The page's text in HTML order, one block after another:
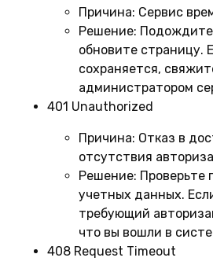
Причина: Сервис
Решение: Подождите
обновите страницу.
сохраняется,
администратором
401 Unauthorized
Причина: Отказ в
отсутствия
Решение: Проверьте
учетных данных.
требующий
что вы вошли в
408 Request Timeout